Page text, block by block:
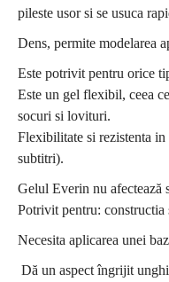
pileste usor si se usuca
Dens, permite modelarea
Este potrivit pentru orice
Este un gel flexibil, ceea
socuri si lovituri.
Flexibilitate si rezistenta
subtitri).
Gelul Everin nu afectează
Potrivit pentru:
Necesita aplicarea unei
Dă un aspect îngrijit